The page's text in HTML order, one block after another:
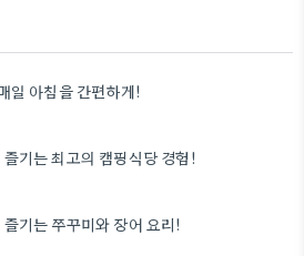
일 아침을 간편하게!
기는 최고의 캠핑식당 경험!
기는 쭈꾸미와 장어 요리!